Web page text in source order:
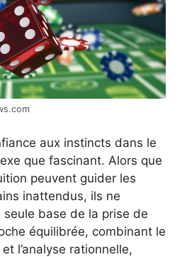
aux instincts dans le
que fascinant. Alors que
peuvent guider les
inattendus, ils ne
base de la prise de
équilibrée, combinant le
l’analyse rationnelle,